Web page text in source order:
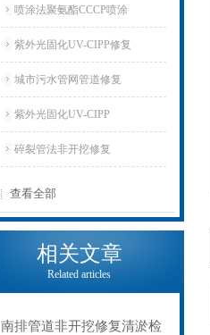
喷涂法聚氨酯CCCP喷涂
紫外光固化UV-CIPP修复
城市污水管网管道修复
紫外光固化UV-CIPP
碎裂管法非开挖修复
查看全部
相关文章
Related articles
南排管道非开挖修复清淤检